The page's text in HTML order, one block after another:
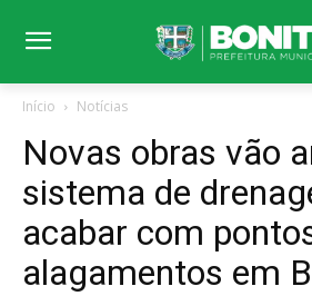
Início Notícias
Novas obras vão
sistema de
acabar com
alagamentos em